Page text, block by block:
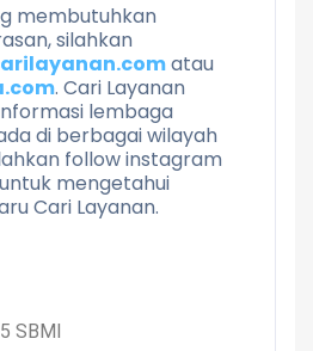
membutuhkan
silahkan
atau
. Cari Layanan
lembaga
di berbagai wilayah
follow instagram
mengetahui
Cari Layanan.
SBMI